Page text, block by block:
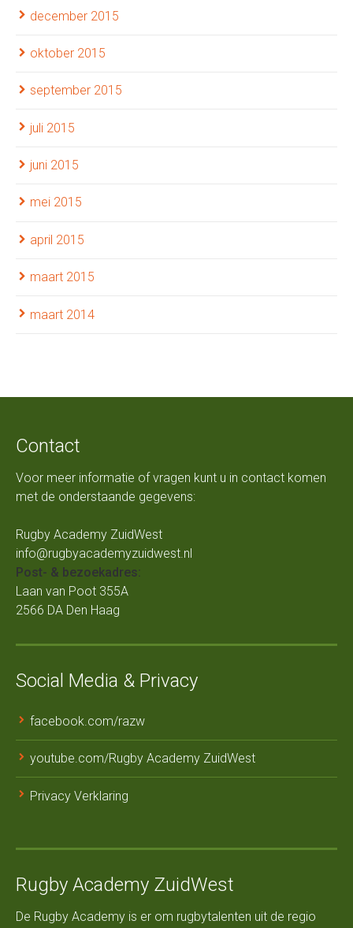
december 2015
oktober 2015
september 2015
juli 2015
juni 2015
mei 2015
april 2015
maart 2015
maart 2014
Contact
Voor meer informatie of vragen kunt u in contact komen
met de onderstaande gegevens:
Rugby Academy ZuidWest
info@rugbyacademyzuidwest.nl
Post- & bezoekadres:
Laan van Poot 355A
2566 DA Den Haag
Social Media & Privacy
facebook.com/razw
youtube.com/Rugby Academy ZuidWest
Privacy Verklaring
Rugby Academy ZuidWest
De Rugby Academy is er om rugbytalenten uit de regio